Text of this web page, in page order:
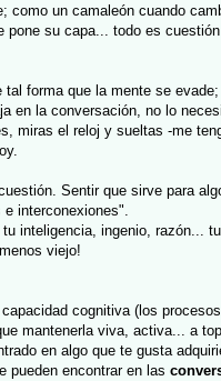
como un camaleón cuando
pone su capa... todo es
forma que la mente se
en la conversación, no lo
miras el reloj y sueltas -me
Sentir que sirve para
e interconexiones".
inteligencia, ingenio, razón...
viejo!
cognitiva (los
mantenerla viva, activa... a
en algo que te gusta
pueden encontrar en las